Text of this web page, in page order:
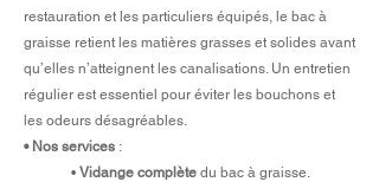
restauration et les particuliers équipés, le bac à
graisse retient les matières grasses et solides avant
qu’elles n’atteignent les canalisations. Un entretien
régulier est essentiel pour éviter les bouchons et
les odeurs désagréables.
• Nos services :
• Vidange complète du bac à graisse.